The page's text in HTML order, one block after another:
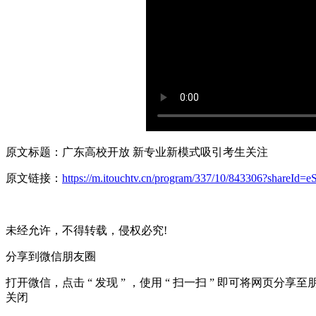
原文标题：广东高校开放 新专业新模式吸引考生关注
原文链接： https://m.itouchtv.cn/program/337/10/
未经允许，不得转载，侵权必究!
分享到微信朋友圈
打开微信，点击 “ 发现 ” ，使用 “ 扫一扫 ” 即可将网页分享至
关闭